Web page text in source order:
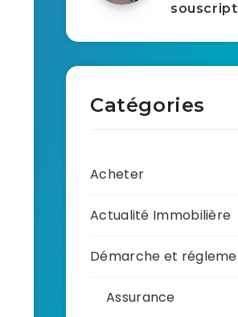
Catégories
Acheter
Actualité Immobilière
Démarche et
Assurance